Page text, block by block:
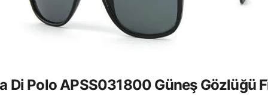
Di Polo APSS031800 Güneş Gözlüğü